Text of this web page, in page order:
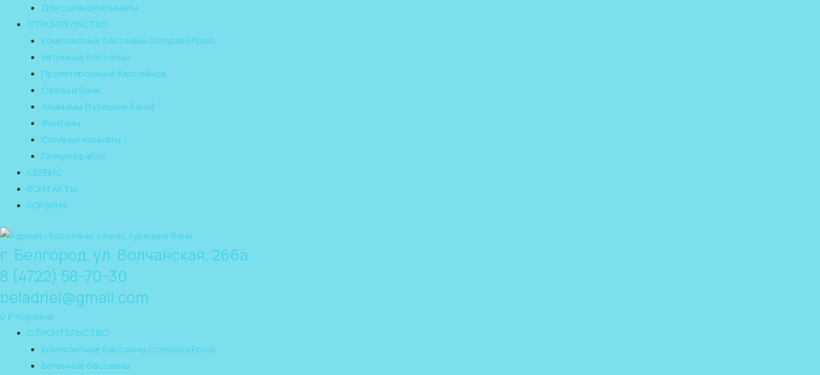
Для соляной комнаты
СТРОИТЕЛЬСТВО
Композитные бассейны Compass Pools
Бетонные бассейны
Проектирование бассейнов
Сауны и бани
Хаммамы (турецкие бани)
Фонтаны
Соляные комнаты
Галерея работ
СЕРВИС
КОНТАКТЫ
КОРЗИНА
г. Белгород, ул. Волчанская, 266а
8 (4722) 58-70-30
beladriel@gmail.com
0 ₽Корзина
СТРОИТЕЛЬСТВО
Композитные бассейны Compass Pools
Бетонные бассейны